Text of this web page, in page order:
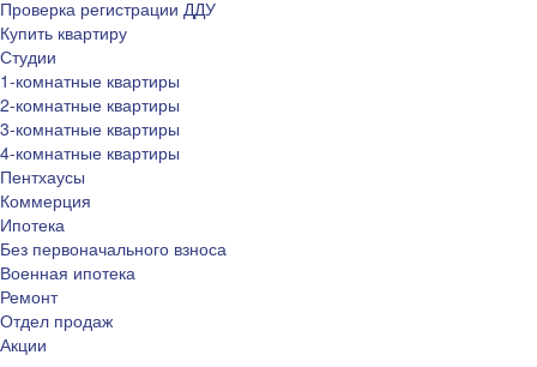
Проверка регистрации ДДУ
Купить квартиру
Студии
1-комнатные квартиры
2-комнатные квартиры
3-комнатные квартиры
4-комнатные квартиры
Пентхаусы
Коммерция
Ипотека
Без первоначального взноса
Военная ипотека
Ремонт
Отдел продаж
Акции